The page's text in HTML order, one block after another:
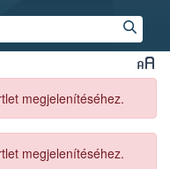
megjelenítéséhez.
megjelenítéséhez.